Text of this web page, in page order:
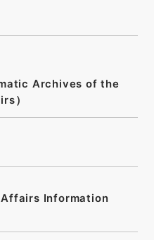
Archives of the
）
Information